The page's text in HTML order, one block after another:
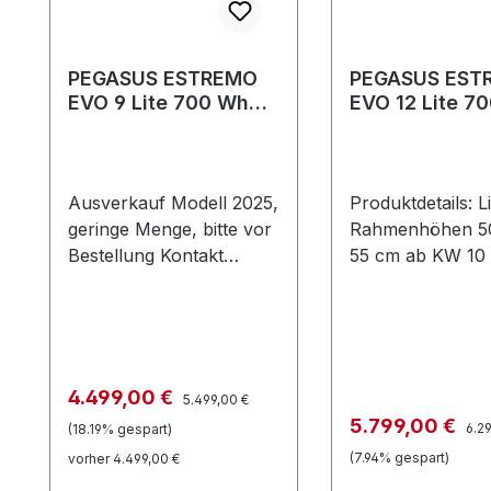
PEGASUS ESTREMO
EVO 9 Lite 700 Wh
Ausverkauf Modell 2025,
geringe Menge, bitte vor
Bestellung Kontakt
Info: https://pinion.eu/e-
drive Akku: FIT
UltraTube 700 Akku-
Hersteller: FIT Akku-
Verkaufspreis:
4.499,00 € Regulärer Preis:
5.499,00 €
(18.19% gespart)
vorher 4.499,00 €
PEGASUS
EVO 12 Lite
Produktdetails:
Rahmenhöhen
55 cm ab KW 10
Hersteller: FIT Akku-
Kapazität (Wh):
Verkaufspreis:
5.799,00 €
(7.94% gespart)